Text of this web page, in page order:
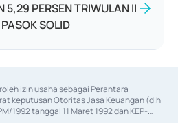
5,29 PERSEN TRIWULAN II
SOLID
izin usaha sebagai Perantara
keputusan Otoritas Jasa Keuangan (d.h
1992 tanggal 11 Maret 1992 dan KEP-